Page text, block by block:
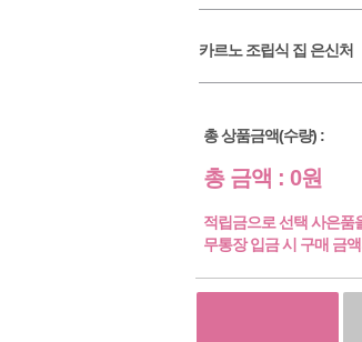
카르노 조립식 집 은신처
총 상품금액(수량) :
총 금액 : 0원
적립금으로 선택 사은품
무통장 입금 시 구매 금